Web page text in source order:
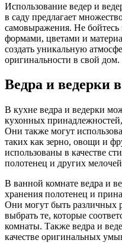
Использование ведер и
в саду предлагает
самовыражения. Не бойтесь
формами, цветами и
создать уникальную
оригинальности в свой дом.
Ведра и ведерки
В кухне ведра и ведерки
кухонных
Они также могут
таких как зерно, овощи и
использованы в качестве
полотенец и других
В ванной комнате ведра и
хранения полотенец и
Они могут быть различных
выбрать те, которые
комнаты. Также ведра и
качестве оригинальных